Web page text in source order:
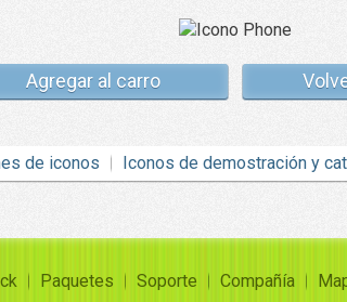
Agregar al carro
de iconos Iconos de demostración y
Paquetes Soporte Compañía